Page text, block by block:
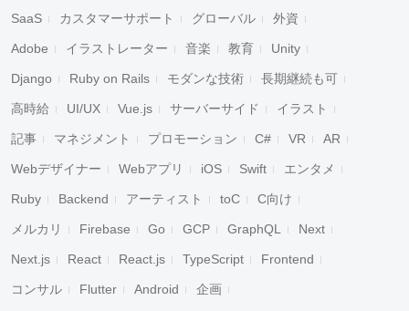
SaaS カスタマーサポート グローバル 外資
Adobe イラストレーター 音楽 教育 Unity
Django Ruby on Rails モダンな技術 長期継続も可
高時給 UI/UX Vue.js サーバーサイド イラスト
記事 マネジメント プロモーション C# VR AR
Webデザイナー Webアプリ iOS Swift エンタメ
Ruby Backend アーティスト toC C向け
メルカリ Firebase Go GCP GraphQL Next
Next.js React React.js TypeScript Frontend
コンサル Flutter Android 企画